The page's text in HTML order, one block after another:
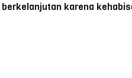
karena